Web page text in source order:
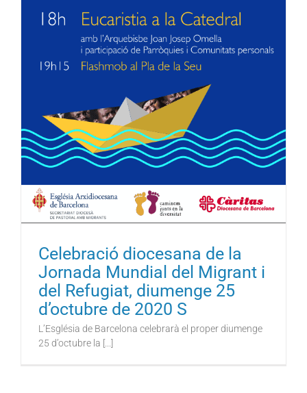
Celebració diocesana de la
Jornada Mundial del Migrant i
del Refugiat, diumenge 25
d’octubre de 2020 S
L’Església de Barcelona celebrarà el proper diumenge
25 d’octubre la [...]